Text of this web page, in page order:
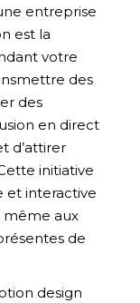
entreprise
est la
votre
des
des
en direct
d’attirer
initiative
et interactive
aux
de
design